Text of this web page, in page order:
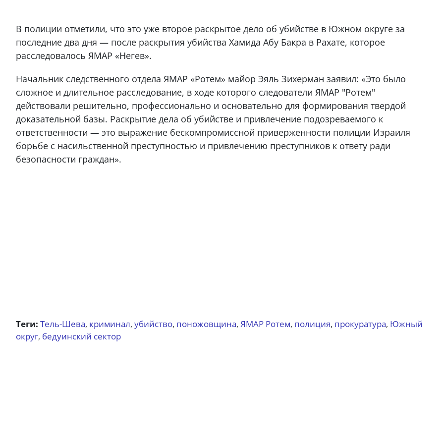
В полиции отметили, что это уже второе раскрытое дело об убийстве в Южном округе за
последние два дня — после раскрытия убийства Хамида Абу Бакра в Рахате, которое
расследовалось ЯМАР «Негев».
Начальник следственного отдела ЯМАР «Ротем» майор Эяль Зихерман заявил: «Это было
сложное и длительное расследование, в ходе которого следователи ЯМАР "Ротем"
действовали решительно, профессионально и основательно для формирования твердой
доказательной базы. Раскрытие дела об убийстве и привлечение подозреваемого к
ответственности — это выражение бескомпромиссной приверженности полиции Израиля
борьбе с насильственной преступностью и привлечению преступников к ответу ради
безопасности граждан».
Теги: Тель-Шева, криминал, убийство, поножовщина, ЯМАР Ротем, полиция, прокуратура, Южный
округ, бедуинский сектор